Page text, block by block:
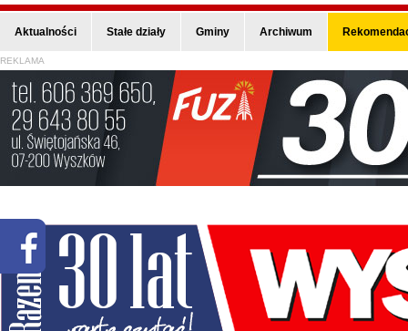
Aktualności Stałe działy Gminy Archiwum
REKLAMA